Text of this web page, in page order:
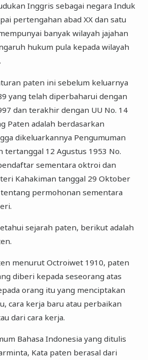
Inggris sebagai negara Induk
pertengahan abad XX dan satu
banyak wilayah jajahan
hukum pula kepada wilayah
paten ini sebelum keluarnya
yang telah diperbaharui dengan
dan terakhir dengan UU No. 14
Paten adalah berdasarkan
dikeluarkannya Pengumuman
tertanggal 12 Agustus 1953 No.
sementara oktroi dan
Kahakiman tanggal 29 Oktober
tentang permohonan sementara
sejarah paten, berikut adalah
menurut Octroiwet 1910, paten
diberi kepada seseorang atas
orang itu yang menciptakan
cara kerja baru atau perbaikan
dari cara kerja.
Bahasa Indonesia yang ditulis
Kata paten berasal dari